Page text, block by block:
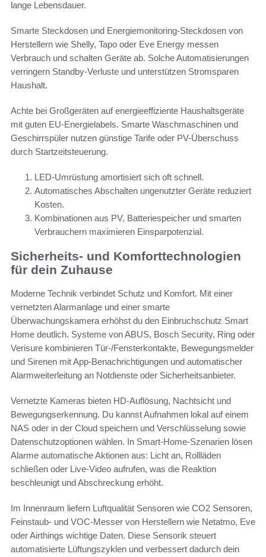
lange Lebensdauer.
Smarte Steckdosen und Energiemonitoring-Steckdosen von
Herstellern wie Shelly, Tapo oder Eve Energy messen
Verbrauch und schalten Geräte ab. Solche Automatisierungen
verringern Standby-Verluste und unterstützen Stromsparen
Haushalt.
Achte bei Großgeräten auf energieeffiziente Haushaltsgeräte
mit guten EU-Energielabels. Smarte Waschmaschinen und
Geschirrspüler nutzen günstige Tarife oder PV-Überschuss
durch Startzeitsteuerung.
LED-Umrüstung amortisiert sich oft schnell.
Automatisches Abschalten ungenutzter Geräte reduziert
Kosten.
Kombinationen aus PV, Batteriespeicher und smarten
Verbrauchern maximieren Einsparpotenzial.
Sicherheits- und Komforttechnologien
für dein Zuhause
Moderne Technik verbindet Schutz und Komfort. Mit einer
vernetzten Alarmanlage und einer smarte
Überwachungskamera erhöhst du den Einbruchschutz Smart
Home deutlich. Systeme von ABUS, Bosch Security, Ring oder
Verisure kombinieren Tür-/Fensterkontakte, Bewegungsmelder
und Sirenen mit App-Benachrichtigungen und automatischer
Alarmweiterleitung an Notdienste oder Sicherheitsanbieter.
Vernetzte Kameras bieten HD-Auflösung, Nachtsicht und
Bewegungserkennung. Du kannst Aufnahmen lokal auf einem
NAS oder in der Cloud speichern und Verschlüsselung sowie
Datenschutzoptionen wählen. In Smart-Home-Szenarien lösen
Alarme automatische Aktionen aus: Licht an, Rollläden
schließen oder Live-Video aufrufen, was die Reaktion
beschleunigt und Abschreckung erhöht.
Im Innenraum liefern Luftqualität Sensoren wie CO2 Sensoren,
Feinstaub- und VOC-Messer von Herstellern wie Netatmo, Eve
oder Airthings wichtige Daten. Diese Sensorik steuert
automatisierte Lüftungszyklen und verbessert dadurch dein